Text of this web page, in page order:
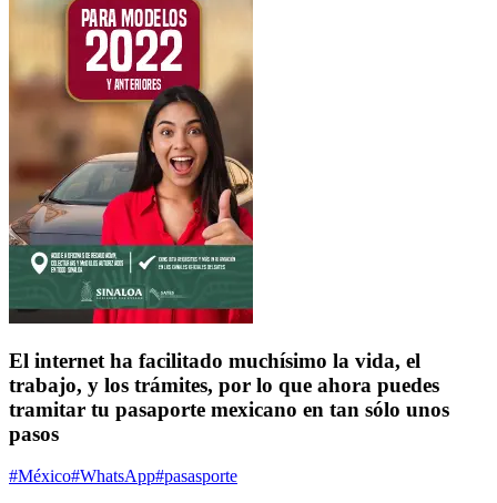
El internet ha facilitado muchísimo la vida, el
trabajo, y los trámites, por lo que ahora puedes
tramitar tu pasaporte mexicano en tan sólo unos
pasos
#México#WhatsApp#pasasporte